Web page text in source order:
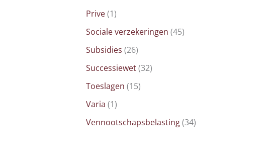
Prive(1)
Sociale verzekeringen (45)
Subsidies (26)
Successiewet(32)
Toeslagen (15)
Varia (1)
Vennootschapsbelasting(34)